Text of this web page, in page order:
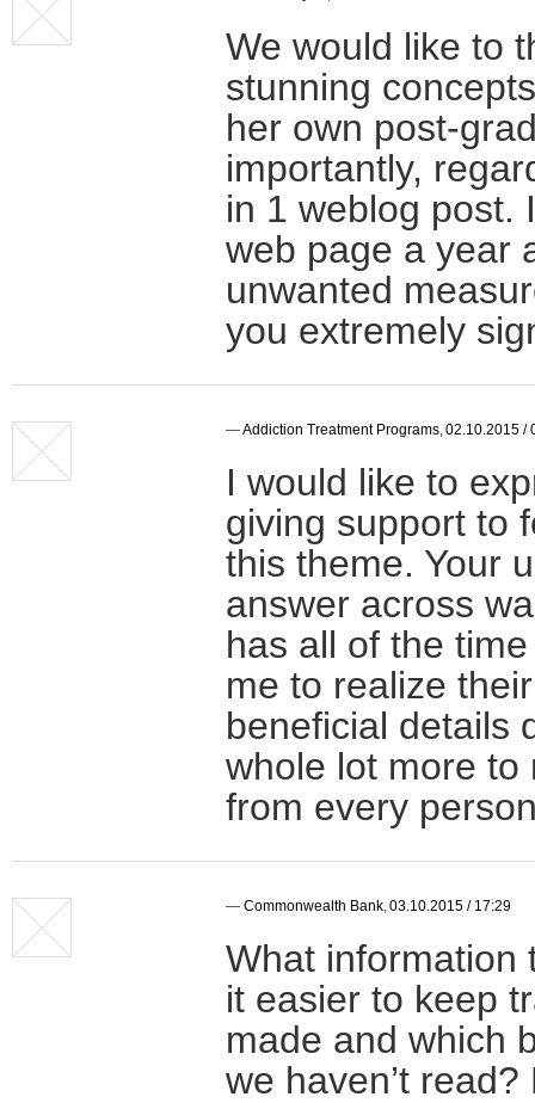
We would like to
stunning
her own post-
importantly,
in 1 weblog post.
web page a year
unwanted
you extremely
—Addiction Treatment Programs 02.10.2015 /
I would like to
giving support to
this theme. Your
answer across
has all of the
me to realize
beneficial details
whole lot more to
from every
— Commonwealth Bank 03.10.2015 / 17:29
What information
it easier to keep
made and which
we haven’t